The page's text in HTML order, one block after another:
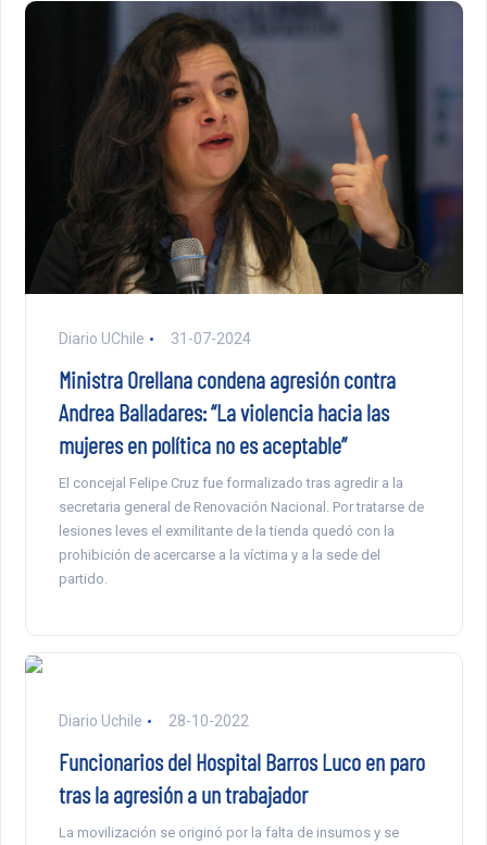
Diario UChile 31-07-2024
Ministra Orellana condena agresión contra
Andrea Balladares: “La violencia hacia las
mujeres en política no es aceptable”
El concejal Felipe Cruz fue formalizado tras agredir a la
secretaria general de Renovación Nacional. Por tratarse de
lesiones leves el exmilitante de la tienda quedó con la
prohibición de acercarse a la víctima y a la sede del
partido.
Diario Uchile 28-10-2022
Funcionarios del Hospital Barros Luco en paro
tras la agresión a un trabajador
La movilización se originó por la falta de insumos y se